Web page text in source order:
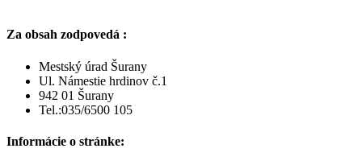
Za obsah zodpovedá :
Mestský úrad Šurany
Ul. Námestie hrdinov č.1
942 01 Šurany
Tel.:035/6500 105
Informácie o stránke: